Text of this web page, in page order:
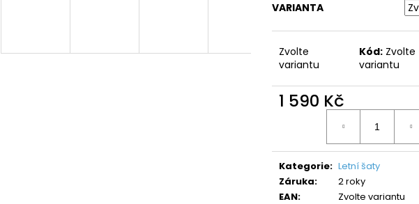
VARIANTA
Zvolte
variantu
Kód: Zvolte
variantu
1 590 Kč
Kategorie: Letní šaty
Záruka:
2 roky
EAN:
Zvolte variantu